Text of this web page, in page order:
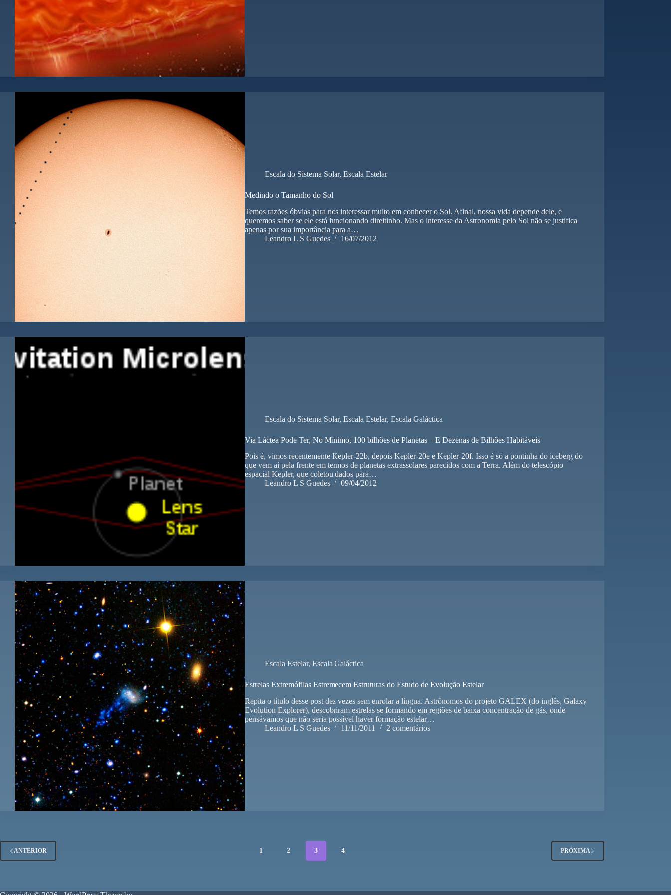
Escala do Sistema Solar, Escala Estelar
Medindo o Tamanho do Sol
Temos razões óbvias para nos interessar muito em conhecer o Sol. Afinal, nossa vida depende dele, e
queremos saber se ele está funcionando direitinho. Mas o interesse da Astronomia pelo Sol não se justifica
apenas por sua importância para a…
Leandro L S Guedes
16/07/2012
Escala do Sistema Solar, Escala Estelar, Escala Galáctica
Via Láctea Pode Ter, No Mínimo, 100 bilhões de Planetas – E Dezenas de Bilhões Habitáveis
Pois é, vimos recentemente Kepler-22b, depois Kepler-20e e Kepler-20f. Isso é só a pontinha do iceberg do
que vem aí pela frente em termos de planetas extrassolares parecidos com a Terra. Além do telescópio
espacial Kepler, que coletou dados para…
Leandro L S Guedes
09/04/2012
Escala Estelar, Escala Galáctica
Estrelas Extremófilas Estremecem Estruturas do Estudo de Evolução Estelar
Repita o título desse post dez vezes sem enrolar a língua. Astrônomos do projeto GALEX (do inglês, Galaxy
Evolution Explorer), descobriram estrelas se formando em regiões de baixa concentração de gás, onde
pensávamos que não seria possível haver formação estelar…
Leandro L S Guedes
11/11/2011 2 comentários
ANTERIOR 1 2 3 4 PRÓXIMA